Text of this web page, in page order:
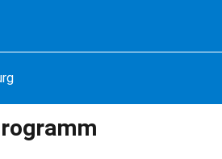
Brandenburg